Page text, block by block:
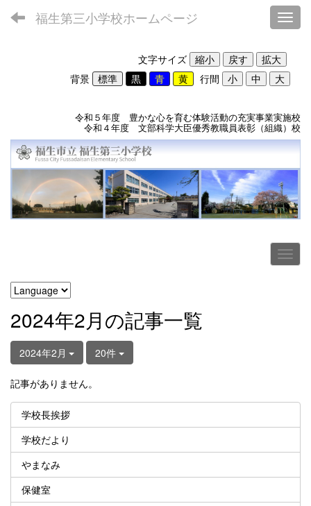
福生第三小学校ホームページ
文字サイズ
背景
行間
令和５年度 豊かな心を育む体験活動の充実事業実施校
令和４年度 文部科学大臣優秀教職員表彰（組織）校
2024年2月の記事一覧
2024年2月 20件
記事がありません。
学校長挨拶
学校だより
やまなみ
保健室